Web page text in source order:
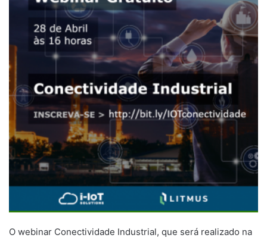
O webinar Conectividade Industrial, que será realizado na